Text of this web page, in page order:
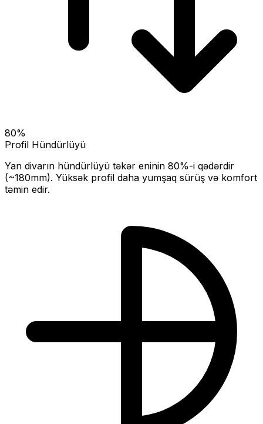
80%
Profil Hündürlüyü
Yan divarın hündürlüyü təkər eninin 80%-i qədərdir
(~180mm). Yüksək profil daha yumşaq sürüş və komfort
təmin edir.